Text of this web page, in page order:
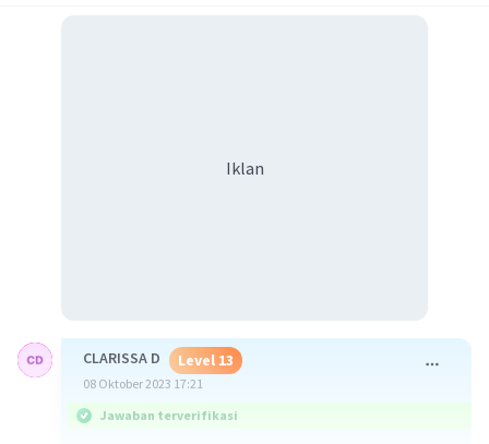
Iklan
CLARISSA D Level 13
08 Oktober 2023 17:21
Jawaban terverifikasi